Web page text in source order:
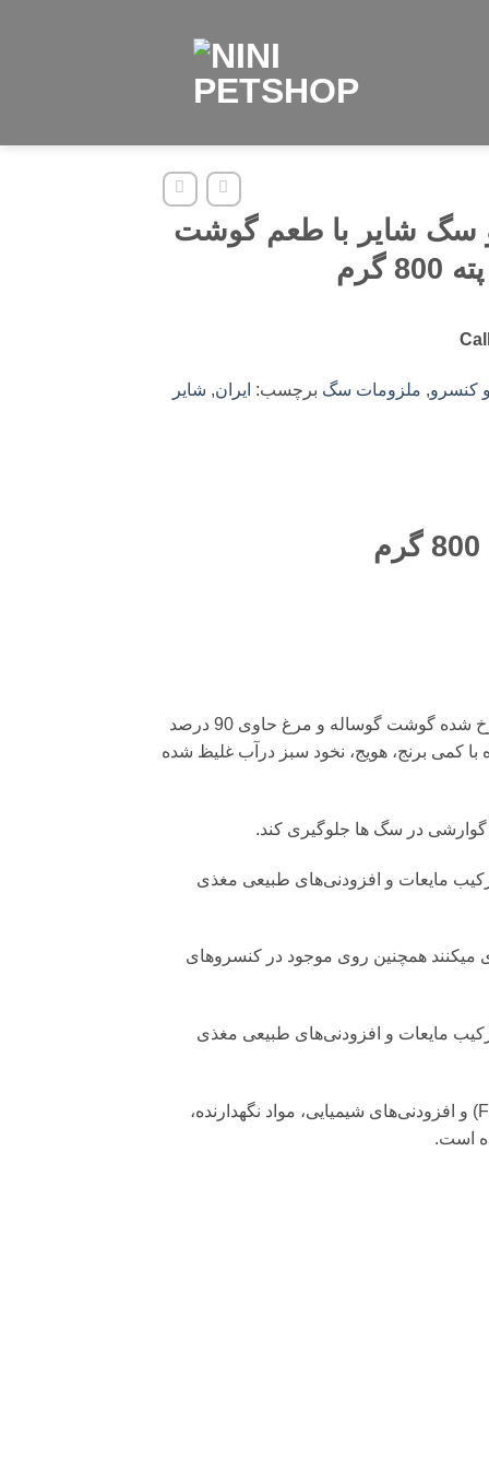
سگ شایر با طعم گوشت
گرم
کنسرو, ملزومات سگ برچسب: ایران, شایر
کنسرو سگ شایر با طعم گوشت و مرغ، در سس گوشت بصورت پته یا چرخ شده گوشت گوساله و مرغ حاوی 90 درصد
همراه با کمی برنج، هویج، نخود سبز درآب غلیظ شده
در سگ ها جلوگیری کند.
مایعات و افزودنی‌های طبیعی مغذی
همچنین روی موجود در کنسروهای
مایعات و افزودنی‌های طبیعی مغذی
کنسروهای شایر فاقد شکر، نمک و گلوتن می‌باشد و در آن از پرکننده (Filler) و افزودنی‌های شیمیایی، مواد نگهدارنده،
است.